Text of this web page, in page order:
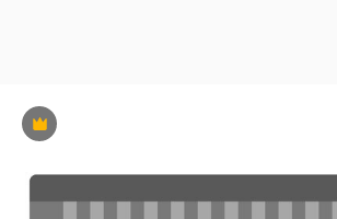
Premium